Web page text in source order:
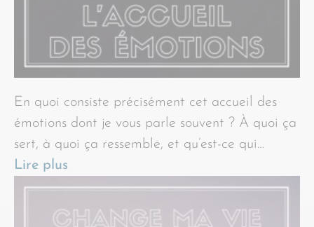
En quoi consiste précisément cet accueil des
émotions dont je vous parle souvent ? À quoi ça
sert, à quoi ça ressemble, et qu’est-ce qui…
Lire plus